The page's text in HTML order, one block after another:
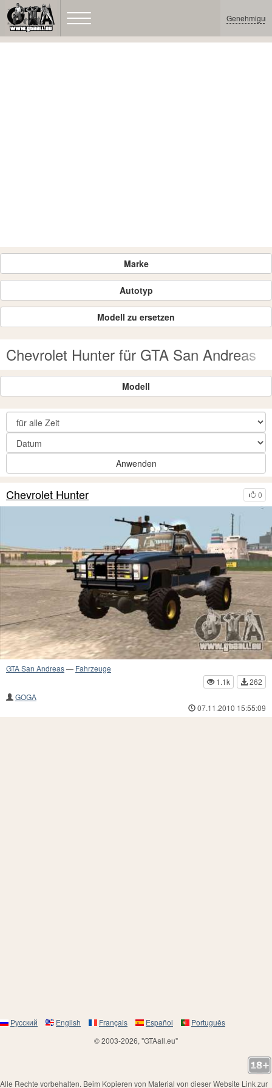
Marke
Autotyp
Modell zu ersetzen
Chevrolet Hunter für GTA San Andreas
Modell
Anwenden
0
Chevrolet Hunter
GTA San Andreas— Fahrzeuge
1.1k
262
GOGA
07.11.2010 15:55:09
Русский English Français Español
Português
© 2003-2026, "GTAall.eu"
Alle Rechte vorbehalten. Beim Kopieren von Material von dieser Website Link zur